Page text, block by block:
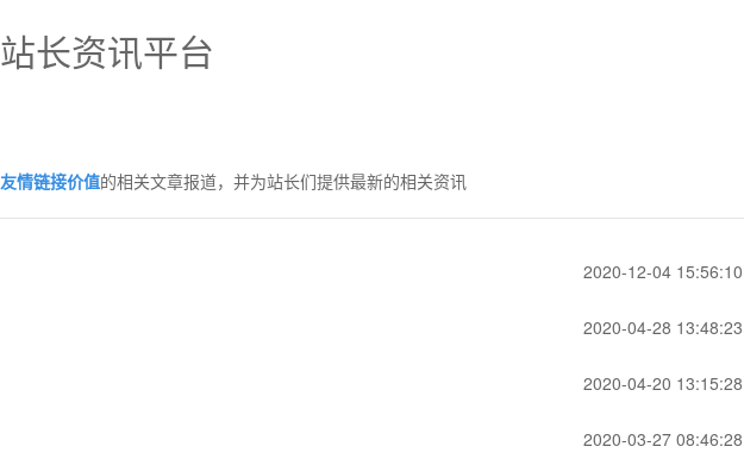
站长资讯平台
友情链接价值的相关文章报道，并为站长们提供最新的相关资讯
2020-12-04 15:56:10
2020-04-28 13:48:23
2020-04-20 13:15:28
2020-03-27 08:46:28